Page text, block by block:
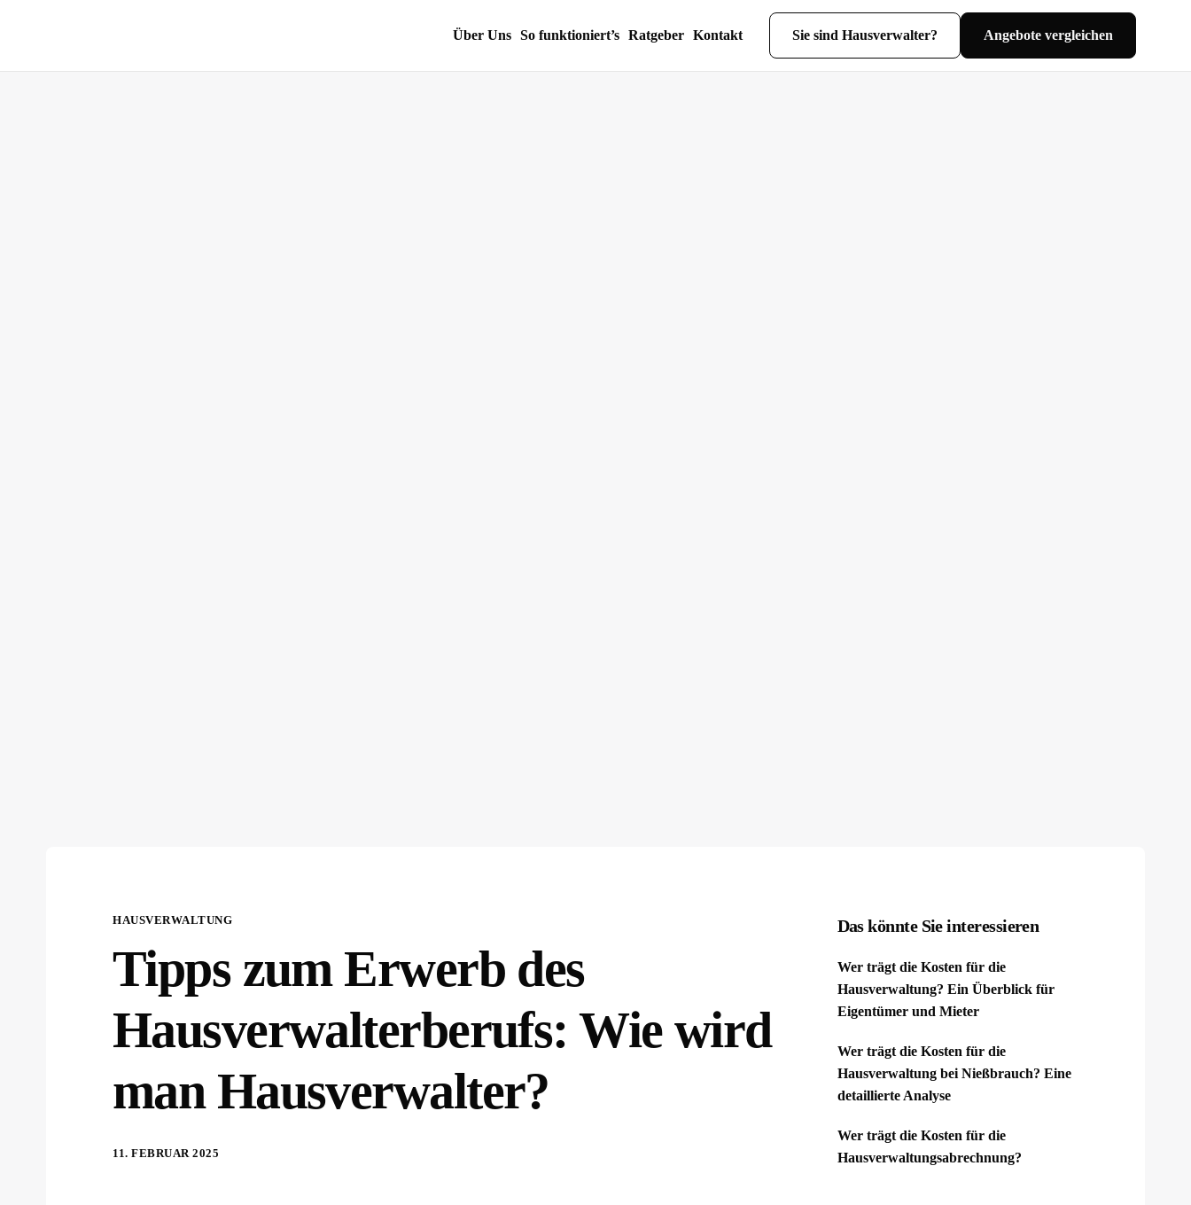
Über Uns So funktioniert’s Ratgeber Kontakt Sie sind Hausverwalter? Angebote vergleichen
HAUSVERWALTUNG
Tipps zum Erwerb des
Hausverwalterberufs: Wie wird
man Hausverwalter?
11. FEBRUAR 2025
Das könnte Sie interessieren
Wer trägt die Kosten für die
Hausverwaltung? Ein Überblick für
Eigentümer und Mieter
Wer trägt die Kosten für die
Hausverwaltung bei Nießbrauch? Eine
detaillierte Analyse
Wer trägt die Kosten für die
Hausverwaltungsabrechnung?